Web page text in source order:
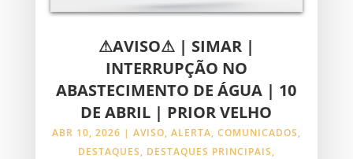
⚠AVISO⚠ | SIMAR |
INTERRUPÇÃO NO
ABASTECIMENTO DE ÁGUA | 10
DE ABRIL | PRIOR VELHO
ABR 10, 2026 | AVISO, ALERTA, COMUNICADOS,
DESTAQUES, DESTAQUES PRINCIPAIS,